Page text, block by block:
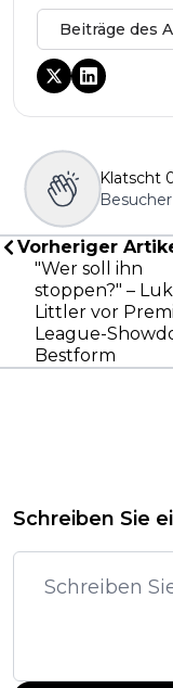
Beiträge des
Klatscht
Besucher
Vorheriger
"Wer soll ihn
stoppen?" –
Littler vor
League-
Bestform
Schreiben Sie